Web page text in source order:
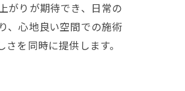
がりが期待でき、日常の
、心地良い空間での施術
を同時に提供します。